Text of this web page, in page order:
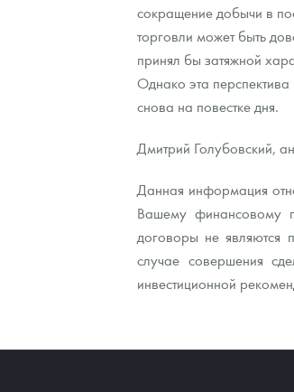
сокращение добычи в
торговли может быть
принял бы затяжной
Однако эта
снова на повестке дня.
Дмитрий Голубовский,
Данная информация
Вашему финансовому
договоры не являются
случае совершения
инвестиционной